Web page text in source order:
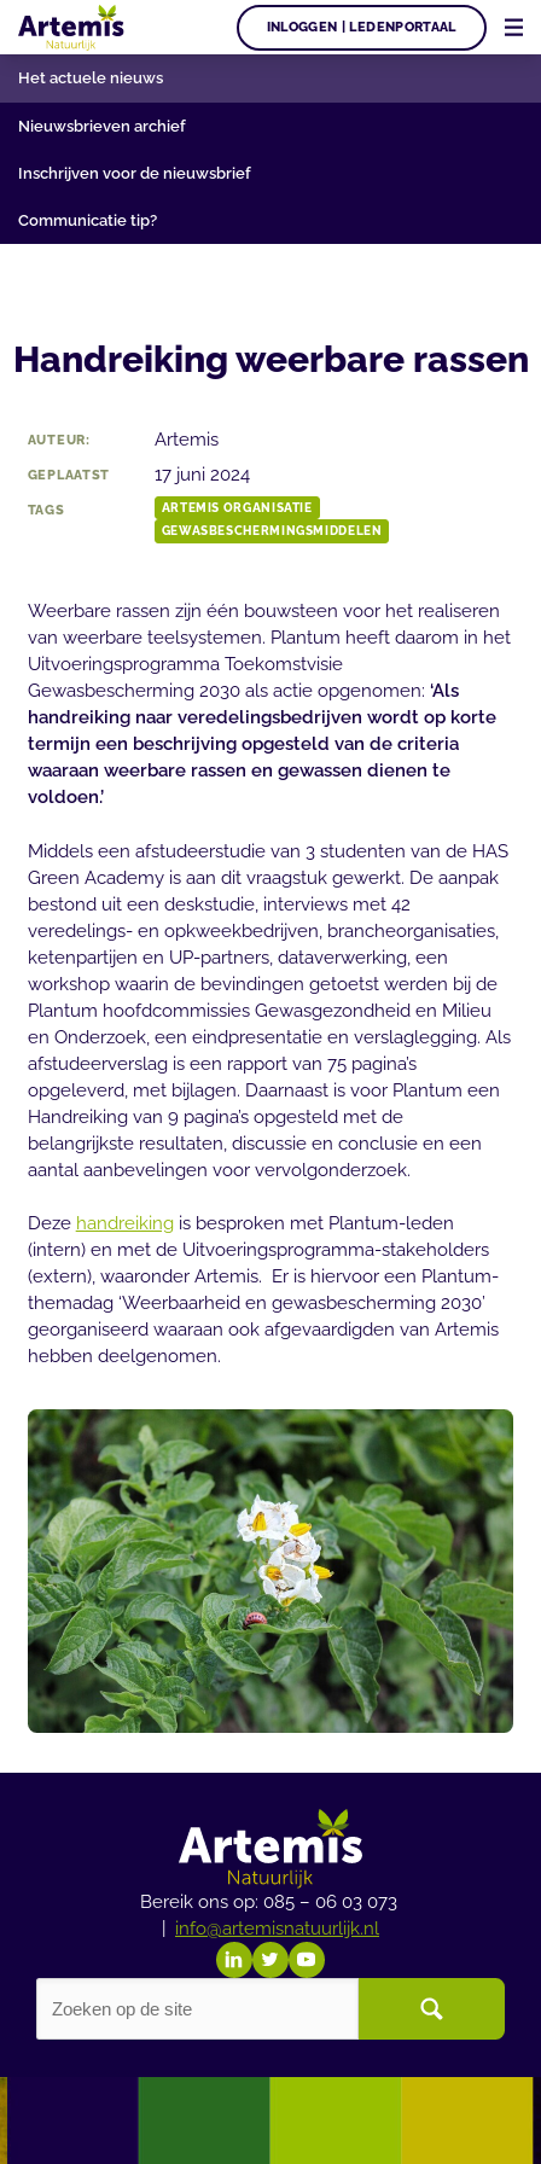
INLOGGEN | LEDENPORTAAL
Het actuele nieuws
Nieuwsbrieven archief
Inschrijven voor de nieuwsbrief
Communicatie tip?
Handreiking weerbare rassen
AUTEUR: Artemis
GEPLAATST 17 juni 2024
TAGS
ARTEMIS ORGANISATIE
GEWASBESCHERMINGSMIDDELEN
Weerbare rassen zijn één bouwsteen voor het realiseren
van weerbare teelsystemen. Plantum heeft daarom in het
Uitvoeringsprogramma Toekomstvisie
Gewasbescherming 2030 als actie opgenomen: ‘Als
handreiking naar veredelingsbedrijven wordt op korte
termijn een beschrijving opgesteld van de criteria
waaraan weerbare rassen en gewassen dienen te
voldoen.’
Middels een afstudeerstudie van 3 studenten van de HAS
Green Academy is aan dit vraagstuk gewerkt. De aanpak
bestond uit een deskstudie, interviews met 42
veredelings- en opkweekbedrijven, brancheorganisaties,
ketenpartijen en UP-partners, dataverwerking, een
workshop waarin de bevindingen getoetst werden bij de
Plantum hoofdcommissies Gewasgezondheid en Milieu
en Onderzoek, een eindpresentatie en verslaglegging. Als
afstudeerverslag is een rapport van 75 pagina’s
opgeleverd, met bijlagen. Daarnaast is voor Plantum een
Handreiking van 9 pagina’s opgesteld met de
belangrijkste resultaten, discussie en conclusie en een
aantal aanbevelingen voor vervolgonderzoek.
Deze handreikingis besproken met Plantum-leden
(intern) en met de Uitvoeringsprogramma-stakeholders
(extern), waaronder Artemis. Er is hiervoor een Plantum-
themadag ‘Weerbaarheid en gewasbescherming 2030’
georganiseerd waaraan ook afgevaardigden van Artemis
hebben deelgenomen.
Bereik ons op: 085 – 06 03 073
info@artemisnatuurlijk.nl